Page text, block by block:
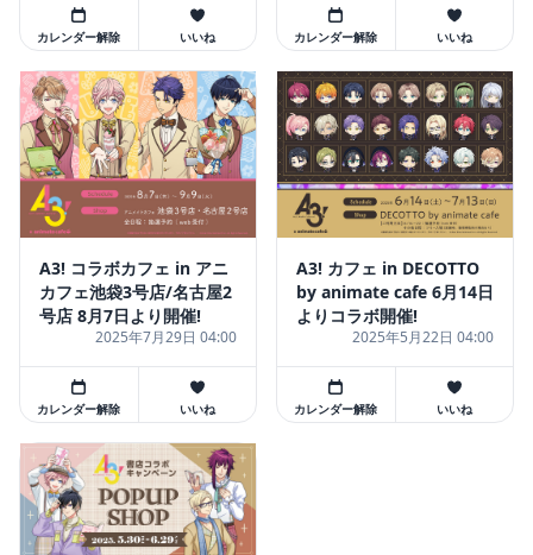
カレンダー解除 いいね カレンダー解除 いいね
A3! コラボカフェ in アニ
カフェ池袋3号店/名古屋2
号店 8月7日より開催!
2025年7月29日 04:00
カレンダー解除 いいね
A3! カフェ in DECOTTO
by animate cafe 6月14日
よりコラボ開催!
2025年5月22日 04:00
カレンダー解除 いいね